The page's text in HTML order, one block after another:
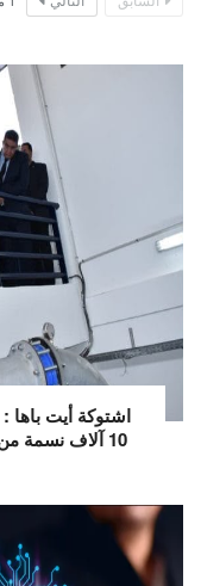
اشتوكة أيت باها
10 آلاف نسمة من ساكنة ايت اعميرة بالماء الشروب.